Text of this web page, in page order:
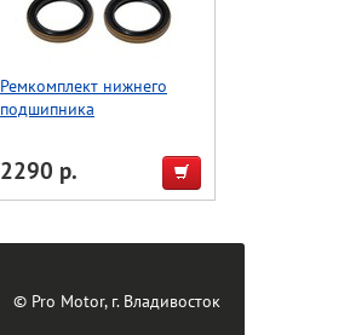
Ремкомплект нижнего
подшипника
DRZ400 00-22, DRZ125
03-21 (29-5024)
2290 р.
© Pro Motor, г. Владивосток